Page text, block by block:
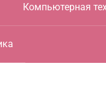
Компьютерная